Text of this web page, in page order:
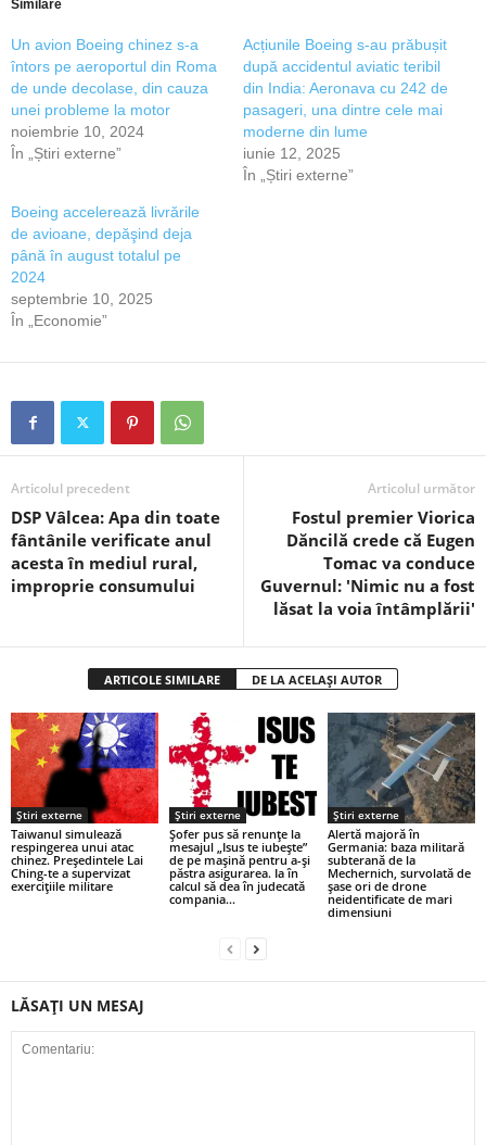
Similare
Un avion Boeing chinez s-a
întors pe aeroportul din Roma
de unde decolase, din cauza
unei probleme la motor
noiembrie 10, 2024
În „Știri externe”
Acțiunile Boeing s-au prăbușit
după accidentul aviatic teribil
din India: Aeronava cu 242 de
pasageri, una dintre cele mai
moderne din lume
iunie 12, 2025
În „Știri externe”
Boeing accelerează livrările
de avioane, depăşind deja
până în august totalul pe
2024
septembrie 10, 2025
În „Economie”
Articolul precedent
DSP Vâlcea: Apa din toate
fântânile verificate anul
acesta în mediul rural,
improprie consumului
Articolul următor
Fostul premier Viorica
Dăncilă crede că Eugen
Tomac va conduce
Guvernul: 'Nimic nu a fost
lăsat la voia întâmplării'
ARTICOLE SIMILARE DE LA ACELAȘI AUTOR
Știri externe
Taiwanul simulează
respingerea unui atac
chinez. Președintele Lai
Ching-te a supervizat
exercițiile militare
Știri externe
Șofer pus să renunțe la
mesajul „Isus te iubește”
de pe mașină pentru a-și
păstra asigurarea. Ia în
calcul să dea în judecată
compania...
Știri externe
Alertă majoră în
Germania: baza militară
subterană de la
Mechernich, survolată de
șase ori de drone
neidentificate de mari
dimensiuni
LĂSAȚI UN MESAJ